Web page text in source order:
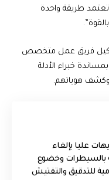
طريقة واحدة
فريق عمل متخصص
خبراء الأدلة
وكشف هوياتهم.
عليا بإلغاء
بالسيطرات وخضوع
للتدقيق والتفتيش